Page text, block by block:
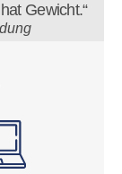
Gewicht.“